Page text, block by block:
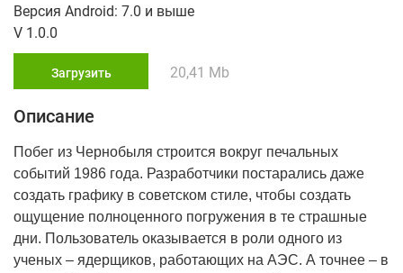
Версия Android: 7.0 и выше
V 1.0.0
Загрузить 20,41 Mb
Описание
Побег из Чернобыля строится вокруг печальных
событий 1986 года. Разработчики постарались даже
создать графику в советском стиле, чтобы создать
ощущение полноценного погружения в те страшные
дни. Пользователь оказывается в роли одного из
ученых – ядерщиков, работающих на АЭС. А точнее – в